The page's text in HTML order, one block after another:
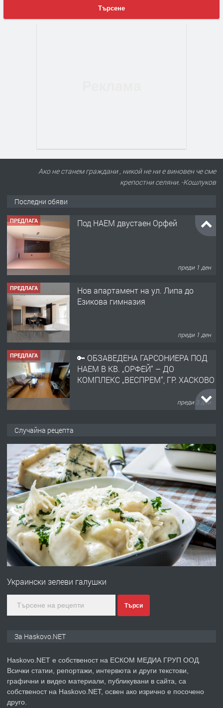
Търсене
Ако не станем граждани , никой не ни е виновен че сме
крепостни селяни. -Кошлуков
Последни обяви
ПРЕДЛАГА Под НАЕМ двустаен Орфей
преди 1 ден
ПРЕДЛАГА
Нов апартамент на ул. Липа до
Езикова гимназия
преди 1 ден
ПРЕДЛАГА
🔑 ОБЗАВЕДЕНА ГАРСОНИЕРА ПОД
НАЕМ В КВ. „ОРФЕЙ“ – ДО
КОМПЛЕКС „ВЕСПРЕМ“, ГР. ХАСКОВО
преди 3 дни
АПАРТАМЕНТ В ЦЕНТЪРА НА ГР.
ХАСКОВО
преди 4 дни
ПРЕДЛАГА Давам гараж под наем
преди 4 дни
ПРЕДЛАГА
№4120 Магазин/Офис под наем в кв.
градската градина!
преди 5 дни
ПРЕДЛАГА
Продавам парцел в гр. Хасково кв.
Случайна рецепта
Украински зелеви галушки
Търси
За Haskovo.NET
Haskovo.NET е собственост на ЕСКОМ МЕДИА ГРУП ООД.
Всички статии, репортажи, интервюта и други текстови,
графични и видео материали, публикувани в сайта, са
собственост на Haskovo.NET, освен ако изрично е посочено
друго.